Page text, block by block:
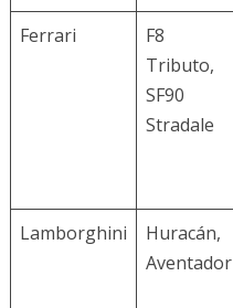
Ferrari
F8
Tributo,
SF90
Stradale
Lamborghini
Huracán,
Aventador